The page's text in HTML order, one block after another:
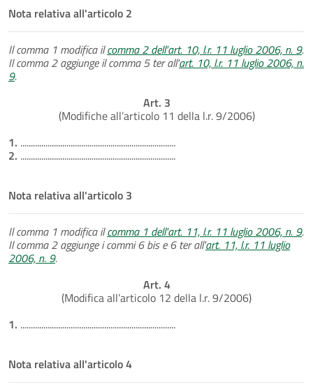
Nota relativa all'articolo 2
Il comma 1 modifica ilcomma 2 dell'art. 10, l.r. 11 luglio 2006, n. 9.
Il comma 2 aggiunge il comma 5 ter all'art. 10, l.r. 11 luglio 2006, n.
9.
Art. 3
(Modifiche all’articolo 11 della l.r. 9/2006)
1. ..........................................................................
2. ..........................................................................
Nota relativa all'articolo 3
Il comma 1 modifica ilcomma 1 dell'art. 11, l.r. 11 luglio 2006, n. 9.
Il comma 2 aggiunge i commi 6 bis e 6 ter all'art. 11, l.r. 11 luglio
2006, n. 9.
Art. 4
(Modifica all’articolo 12 della l.r. 9/2006)
1. ..........................................................................
Nota relativa all'articolo 4